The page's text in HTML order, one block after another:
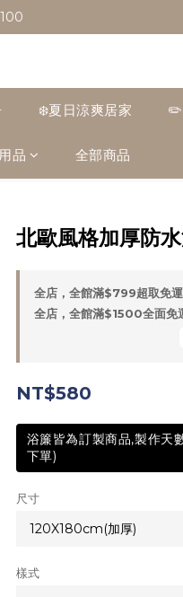
宅配免運
❄️夏日涼爽居家 ✏️
品 全部商品
北歐風格加厚防
全店，全館滿$799超取免運
全店，全館滿$1500全面免
NT$580
浴簾皆為訂製商品,製作天
下單)
尺寸
樣式